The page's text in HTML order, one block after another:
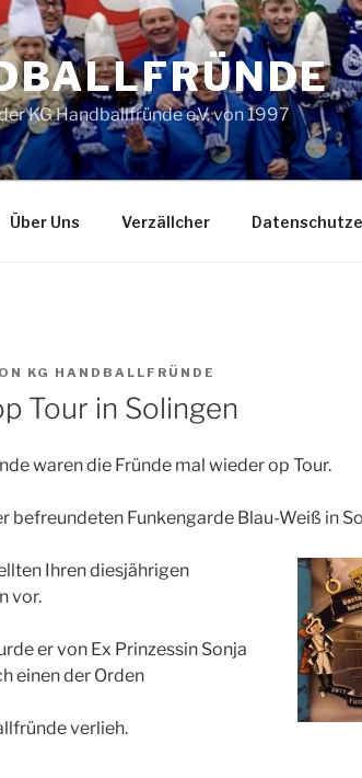
KG Handballfründe e.V. von 1997
Über Uns Verzällcher
KG HANDBALLFRÜNDE
Tour in Solingen
waren die Fründe mal wieder op Tour.
befreundeten Funkengarde Blau-Weiß in
Ihren diesjährigen
vor.
er von Ex Prinzessin Sonja
einen der Orden
verlieh.